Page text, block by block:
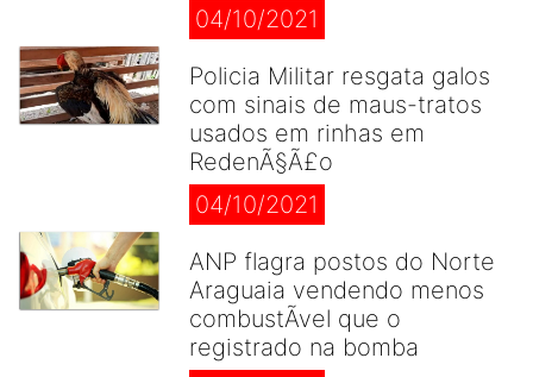
04/10/2021
Policia Militar resgata galos
com sinais de maus-tratos
usados em rinhas em
RedenÃ§Ã£o
04/10/2021
ANP flagra postos do Norte
Araguaia vendendo menos
combustÃ­vel que o
registrado na bomba